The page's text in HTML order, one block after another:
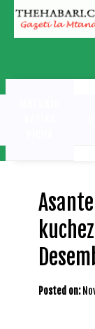
Skip
content
Posted on: